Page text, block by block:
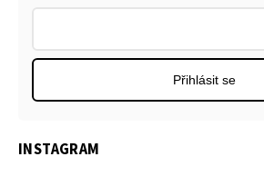
Přihlásit se
INSTAGRAM